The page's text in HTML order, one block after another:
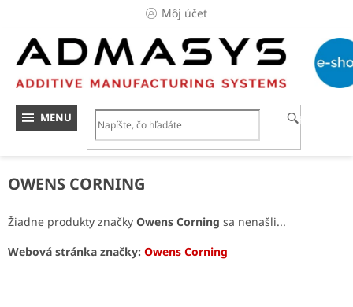
obsah
Môj účet
HĽADAŤ
OWENS CORNING
Žiadne produkty značky Owens Corning sa nenašli...
Webová stránka značky: Owens Corning